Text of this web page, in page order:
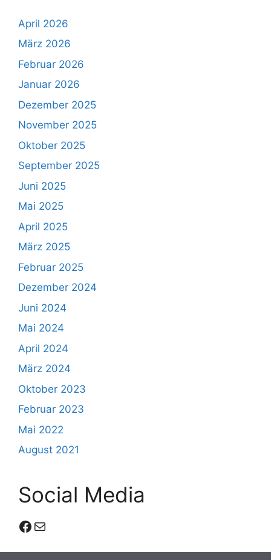
April 2026
März 2026
Februar 2026
Januar 2026
Dezember 2025
November 2025
Oktober 2025
September 2025
Juni 2025
Mai 2025
April 2025
März 2025
Februar 2025
Dezember 2024
Juni 2024
Mai 2024
April 2024
März 2024
Oktober 2023
Februar 2023
Mai 2022
August 2021
Social Media
Facebook
E-Mail